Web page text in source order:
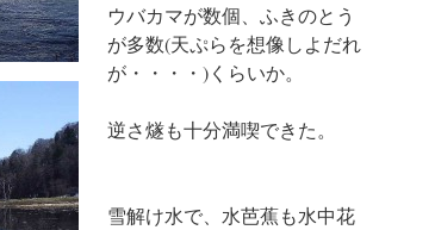
ウバカマが数個、ふきのとう
が多数(天ぷらを想像しよだれ
が・・・・)くらいか。
逆さ燧も十分満喫できた。
雪解け水で、水芭蕉も水中花